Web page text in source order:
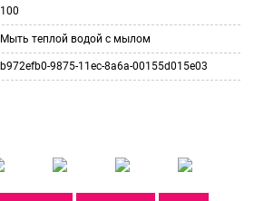
100
Мыть теплой водой с мылом
b972efb0-9875-11ec-8a6a-00155d015e03